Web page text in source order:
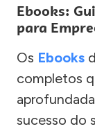
Ebooks:
para
Os Ebooks
completos
sucesso do